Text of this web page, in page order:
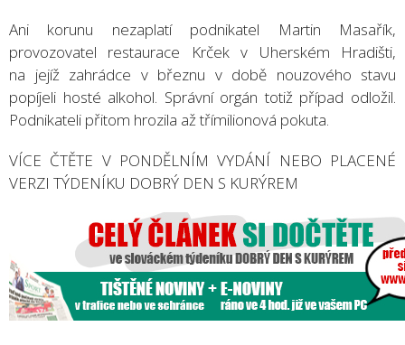
Ani korunu nezaplatí podnikatel Martin Masařík,
provozovatel restaurace Krček v Uherském Hradišti,
na jejíž zahrádce v březnu v době nouzového stavu
popíjeli hosté alkohol. Správní orgán totiž případ odložil.
Podnikateli přitom hrozila až třímilionová pokuta.
VÍCE ČTĚTE V PONDĚLNÍM VYDÁNÍ NEBO PLACENÉ
VERZI TÝDENÍKU DOBRÝ DEN S KURÝREM